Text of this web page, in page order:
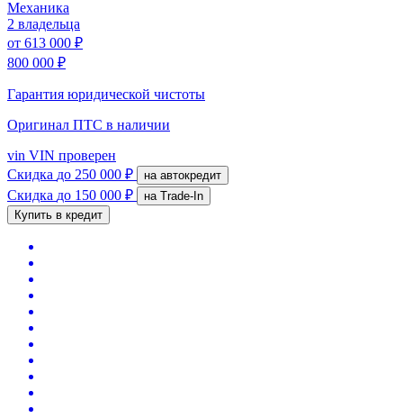
Механика
2 владельца
от 613 000 ₽
800 000 ₽
Гарантия юридической чистоты
Оригинал ПТС в наличии
vin VIN проверен
Скидка до 250 000 ₽ на автокредит
Скидка до 150 000 ₽
на Trade-In
Купить в кредит